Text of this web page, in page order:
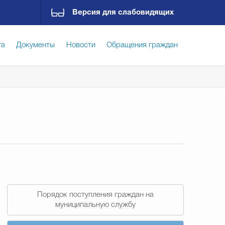
Версия для слабовидящих
Документы Новости Обращения граждан
Порядок поступления граждан на
муниципальную службу